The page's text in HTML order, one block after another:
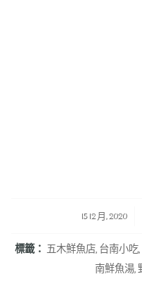
15 12 月, 2020
/
標籤： 五木鮮魚店, 台南小吃,
南鮮魚湯,